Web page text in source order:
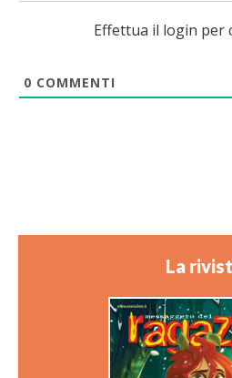
Effettua il login per
0 COMMENTI
La